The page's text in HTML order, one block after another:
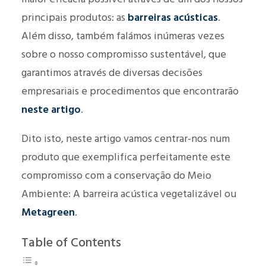
principais produtos: as barreiras acústicas.
Além disso, também falámos inúmeras vezes
sobre o nosso compromisso sustentável, que
garantimos através de diversas decisões
empresariais e procedimentos que encontrarão
neste artigo.
Dito isto, neste artigo vamos centrar-nos num
produto que exemplifica perfeitamente este
compromisso com a conservação do Meio
Ambiente: A barreira acústica vegetalizável ou
Metagreen.
Table of Contents